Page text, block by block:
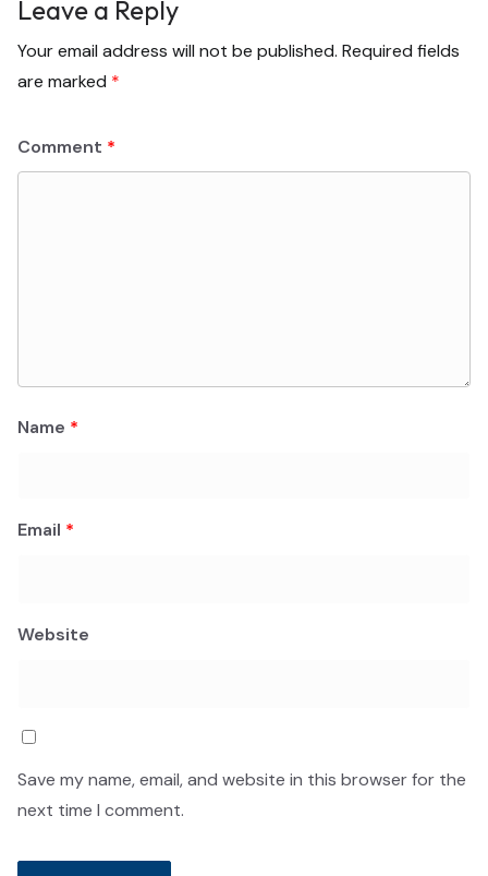
Leave a Reply
Your email address will not be published. Required fields
are marked *
Comment *
Name *
Email *
Website
Save my name, email, and website in this browser for the
next time I comment.